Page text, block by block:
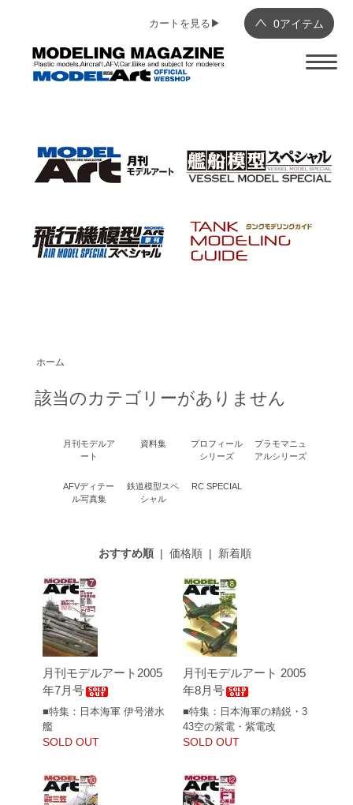
0アイテム
カートを見る▶︎
ホーム
該当のカテゴリーがありません
月刊モデルア
ート
資料集
プロフィール
シリーズ
プラモマニュ
アルシリーズ
AFVディテー
ル写真集
鉄道模型スペ
シャル
RC SPECIAL
おすすめ順 |価格順 | 新着順
月刊モデルアート2005
年7月号
■特集：日本海軍 伊号潜水
艦
SOLD OUT
月刊モデルアート 2005
年8月号
■特集：日本海軍の精鋭・3
43空の紫電・紫電改
SOLD OUT